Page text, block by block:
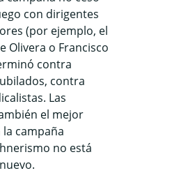
con dirigentes
(por ejemplo, el
Olivera o Francisco
contra
contra
Las
el mejor
campaña
no está